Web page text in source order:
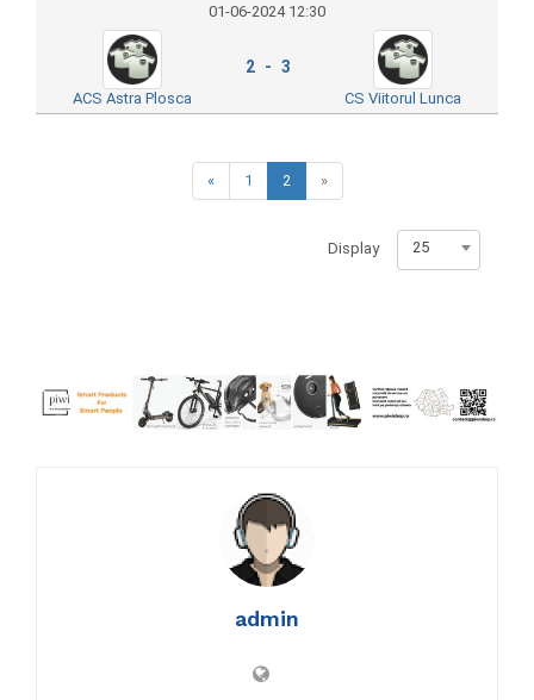
01-06-2024 12:30
ACS Astra Plosca
2 - 3
CS Viitorul Lunca
« 1 2 »
Display 25
admin